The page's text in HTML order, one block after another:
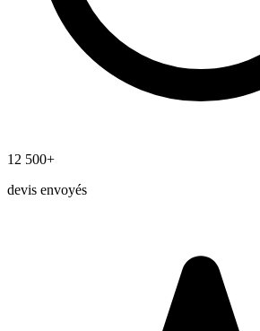
12 500+
devis envoyés